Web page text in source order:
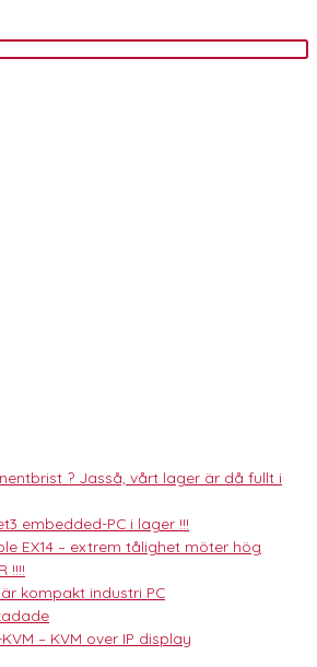
? Jasså, vårt lager är då fullt i
embedded-PC i lager !!!
EX14 – extrem tålighet möter hög
!!!!
kompakt industri PC
– KVM over IP display